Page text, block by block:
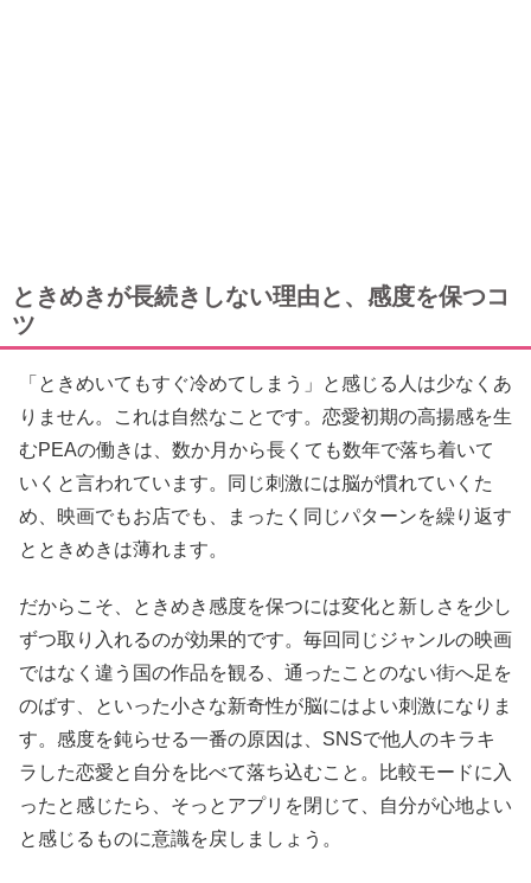
ときめきが長続きしない理由と、感度を保つコ
ツ
「ときめいてもすぐ冷めてしまう」と感じる人は少なくあ
りません。これは自然なことです。恋愛初期の高揚感を生
むPEAの働きは、数か月から長くても数年で落ち着いて
いくと言われています。同じ刺激には脳が慣れていくた
め、映画でもお店でも、まったく同じパターンを繰り返す
とときめきは薄れます。
だからこそ、ときめき感度を保つには変化と新しさを少し
ずつ取り入れるのが効果的です。毎回同じジャンルの映画
ではなく違う国の作品を観る、通ったことのない街へ足を
のばす、といった小さな新奇性が脳にはよい刺激になりま
す。感度を鈍らせる一番の原因は、SNSで他人のキラキ
ラした恋愛と自分を比べて落ち込むこと。比較モードに入
ったと感じたら、そっとアプリを閉じて、自分が心地よい
と感じるものに意識を戻しましょう。